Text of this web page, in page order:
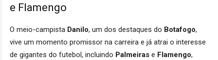
e Flamengo
O meio-campista Danilo, um dos destaques do Botafogo,
vive um momento promissor na carreira e já atrai o interesse
de gigantes do futebol, incluindo Palmeiras e Flamengo,